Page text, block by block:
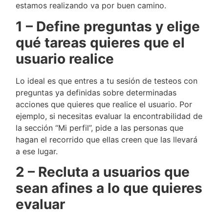
estamos realizando va por buen camino.
1 – Define preguntas y elige
qué tareas quieres que el
usuario realice
Lo ideal es que entres a tu sesión de testeos con
preguntas ya definidas sobre determinadas
acciones que quieres que realice el usuario. Por
ejemplo, si necesitas evaluar la encontrabilidad de
la sección “Mi perfil”, pide a las personas que
hagan el recorrido que ellas creen que las llevará
a ese lugar.
2 – Recluta a usuarios que
sean afines a lo que quieres
evaluar